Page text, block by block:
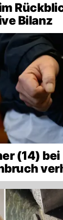
Bilanz
(14) bei